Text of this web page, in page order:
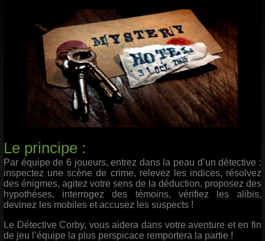
Le principe :
Par équipe de 6 joueurs, entrez dans la peau d’un détective :
inspectez une scène de crime, relevez les indices, résolvez
des énigmes, agitez votre sens de la déduction, proposez des
hypothèses, interrogez des témoins, vérifiez les alibis,
devinez les mobiles et accusez les suspects !
Le Détective Corby, vous aidera dans votre aventure et en fin
de jeu l’équipe la plus perspicace remportera la partie !